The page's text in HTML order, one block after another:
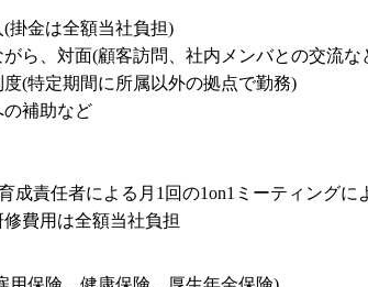
(掛金は全額当社負担)
がら、対面(顧客訪問、社内メンバとの交流
度(特定期間に所属以外の拠点で勤務)
の補助など
成責任者による月1回の1on1ミーティングに
費用は全額当社負担